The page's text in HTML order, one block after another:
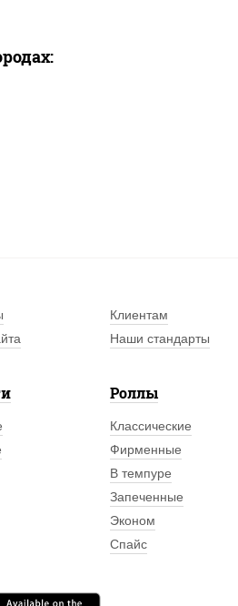
Клиентам
Наши стандарты
Роллы
Классические
Фирменные
В темпуре
Запеченные
Эконом
Спайс